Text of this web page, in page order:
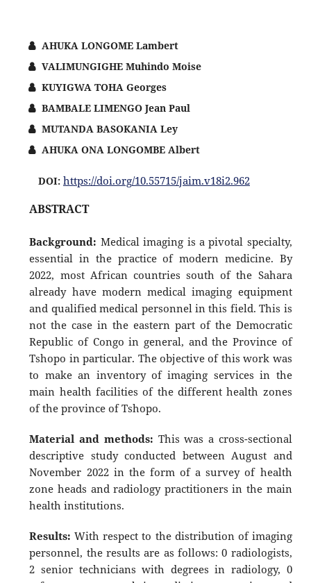
AHUKA LONGOME Lambert
VALIMUNGIGHE Muhindo Moise
KUYIGWA TOHA Georges
BAMBALE LIMENGO Jean Paul
MUTANDA BASOKANIA Ley
AHUKA ONA LONGOMBE Albert
DOI: https://doi.org/10.55715/jaim.v18i2.962
ABSTRACT
Background: Medical imaging is a pivotal specialty,
essential in the practice of modern medicine. By
2022, most African countries south of the Sahara
already have modern medical imaging equipment
and qualified medical personnel in this field. This is
not the case in the eastern part of the Democratic
Republic of Congo in general, and the Province of
Tshopo in particular. The objective of this work was
to make an inventory of imaging services in the
main health facilities of the different health zones
of the province of Tshopo.
Material and methods: This was a cross-sectional
descriptive study conducted between August and
November 2022 in the form of a survey of health
zone heads and radiology practitioners in the main
health institutions.
Results: With respect to the distribution of imaging
personnel, the results are as follows: 0 radiologists,
2 senior technicians with degrees in radiology, 0